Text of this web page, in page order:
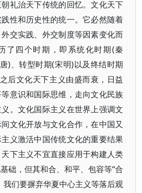
礼治天下传统的回忆。文化天下
性和历史性的统一。它必然随着
交实践、外交制度等因素变化而
了四个时期，即系统化时期(秦
)、转型时期(宋明)以及终结时期
后文化天下主义由盛而衰，日益
意识和国际思维，走向文化民族
。文化国际主义在世界上强调文
文化开放与文化合作，在中国又
义激活中国传统文化的重要结果
下主义不宜直接应用于构建人类
础，但其和合、和平、包容等“合
我们要摒弃华夏中心主义等落后观